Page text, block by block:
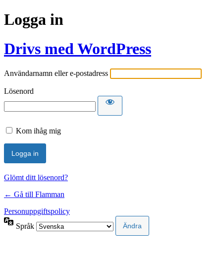
Logga in
Drivs med WordPress
Användarnamn eller e-postadress
Lösenord
Kom ihåg mig
Glömt ditt lösenord?
← Gå till Flamman
Personuppgiftspolicy
Språk